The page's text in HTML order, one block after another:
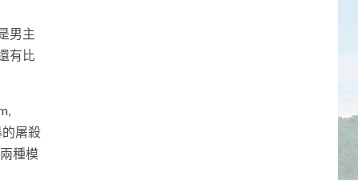
男主
有比
屠殺
種模